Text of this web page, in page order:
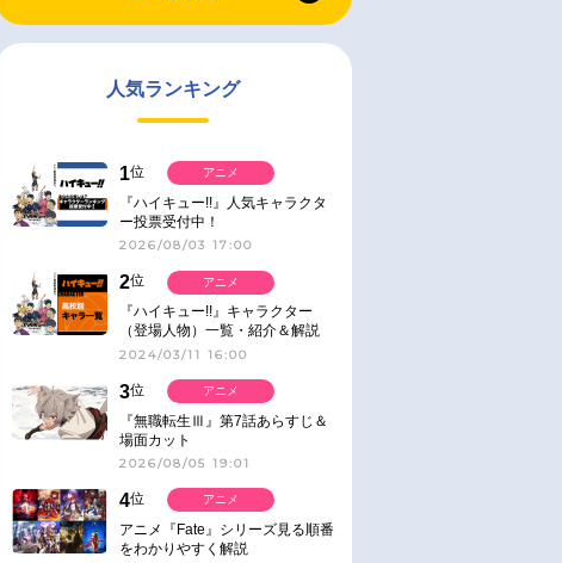
人気ランキング
1位
『ハイキュー!!』人気キャラクタ
ー投票受付中！
2026/08/03 17:00
アニメ
2位
『ハイキュー!!』キャラクター
（登場人物）一覧・紹介＆解説
2024/03/11 16:00
アニメ
3位
『無職転生Ⅲ』第7話あらすじ＆
場面カット
2026/08/05 19:01
アニメ
4位
アニメ『Fate』シリーズ見る順番
をわかりやすく解説
アニメ